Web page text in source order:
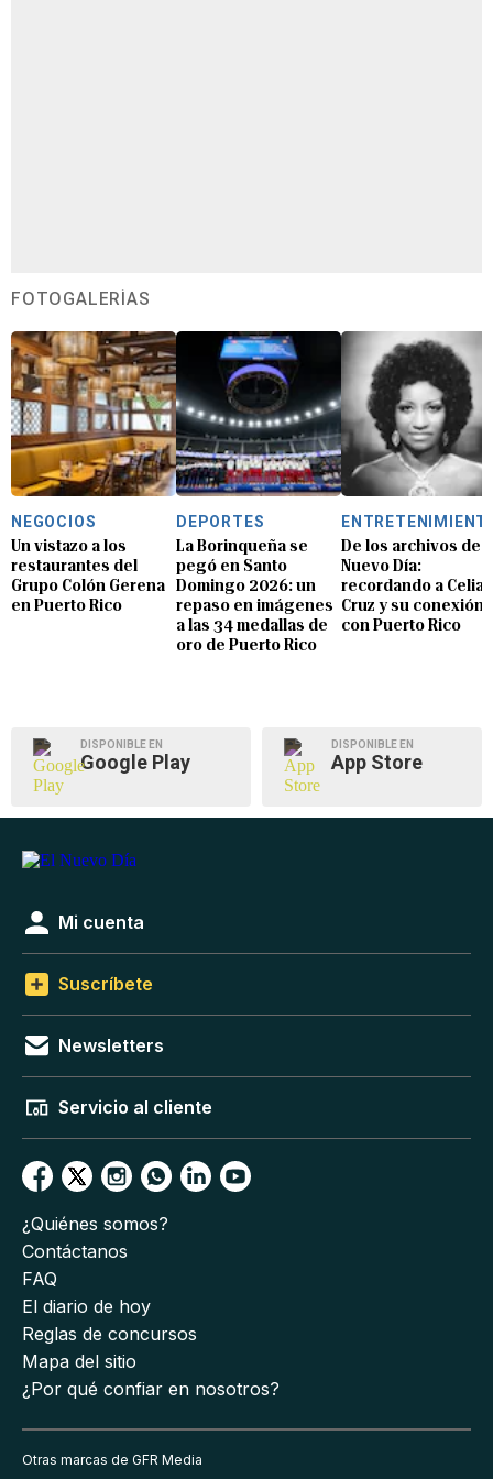
FOTOGALERÍAS
NEGOCIOS
Un vistazo a los
restaurantes del
Grupo Colón Gerena
en Puerto Rico
DEPORTES
La Borinqueña se
pegó en Santo
Domingo 2026: un
repaso en imágenes
a las 34 medallas de
oro de Puerto Rico
De los archivos de
Nuevo Día:
recordando a Celia
Cruz y su conexión
con Puerto Rico
DISPONIBLE EN
Google Play
DISPONIBLE EN
App Store
Mi cuenta
Suscríbete
Newsletters
Servicio al cliente
¿Quiénes somos?
Contáctanos
FAQ
El diario de hoy
Reglas de concursos
Mapa del sitio
¿Por qué confiar en nosotros?
Otras marcas de GFR Media